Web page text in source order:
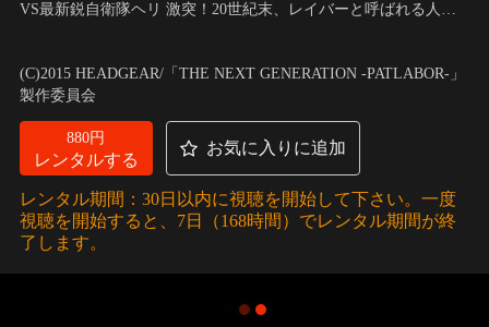
VS最新鋭自衛隊ヘリ 激突！20世紀末、レイバーと呼ばれる人間
バーを設立した。そして現在、レイバー衰退と共に解隊に瀕した
特車二課の面前に、最新鋭の戦闘ヘリを自衛隊から…。
守
(C)2015 HEADGEAR/「THE NEXT GENERATION -PATLABOR-」
製作委員会
880円
レンタルする
お気に入りに追加
レンタル期間：30日以内に視聴を開始して下さい。一度
視聴を開始すると、7日（168時間）でレンタル期間が終
了します。